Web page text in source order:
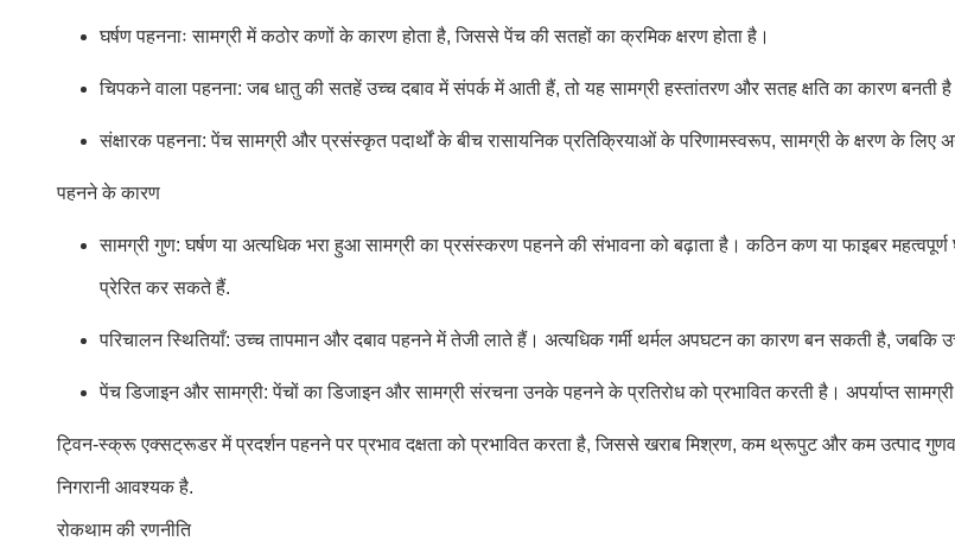
घर्षण पहननाः सामग्री में कठोर कणों के कारण होता है, जिससे पेंच की सतहों का क्रमिक क्षरण होता है।
चिपकने वाला पहनना: जब धातु की सतहें उच्च दबाव में संपर्क में आती हैं, तो यह सामग्री हस्तांतरण और सतह क्षति का कारण बनती
संक्षारक पहनना: पेंच सामग्री और प्रसंस्कृत पदार्थों के बीच रासायनिक प्रतिक्रियाओं के परिणामस्वरूप, सामग्री के क्षरण के लिए
पहनने के कारण
सामग्री गुण: घर्षण या अत्यधिक भरा हुआ सामग्री का प्रसंस्करण पहनने की संभावना को बढ़ाता है। कठिन कण या फाइबर
प्रेरित कर सकते हैं.
परिचालन स्थितियाँ: उच्च तापमान और दबाव पहनने में तेजी लाते हैं। अत्यधिक गर्मी थर्मल अपघटन का कारण बन सकती है, जबकि
पेंच डिजाइन और सामग्री: पेंचों का डिजाइन और सामग्री संरचना उनके पहनने के प्रतिरोध को प्रभावित करती है। अपर्याप्त
ट्विन-स्क्रू एक्सट्रूडर में प्रदर्शन पहनने पर प्रभाव दक्षता को प्रभावित करता है, जिससे खराब मिश्रण, कम थ्रूपुट और कम उत्पाद
निगरानी आवश्यक है.
रोकथाम की रणनीति